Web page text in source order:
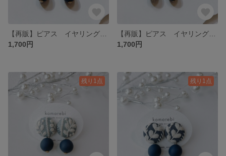
1,700円
1,700円
残り1点 残り1点